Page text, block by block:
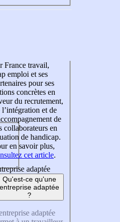
France travail,
emploi et ses
pour ses
concrètes en
du recrutement,
l’intégration et de
de
collaborateurs en
de handicap.
en savoir plus,
cet article.
adaptée
Qu'est-ce qu'une
entreprise adaptée
?
adaptée